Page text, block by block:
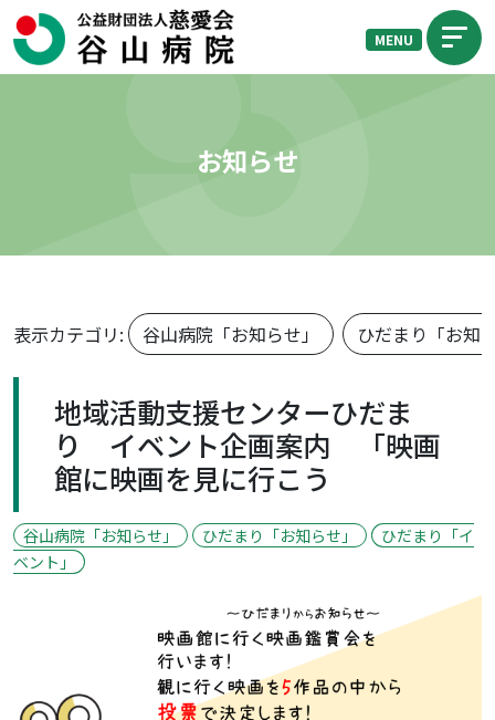
MENU
お知らせ
表示カテゴリ: 谷山病院「お知らせ」 ひだまり「お知
地域活動支援センターひだま
り イベント企画案内 「映画
館に映画を見に行こう
谷山病院「お知らせ」 ひだまり「お知らせ」
ひだまり「イ
ベント」